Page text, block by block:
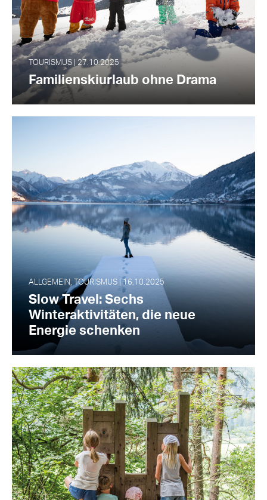
TOURISMUS | 27.10.2025
Familienskiurlaub ohne Drama
ALLGEMEIN, TOURISMUS | 16.10.2025
Slow Travel: Sechs
Winteraktivitäten, die neue
Energie schenken